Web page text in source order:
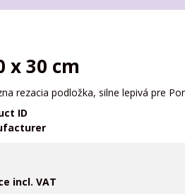
x 30 cm
rezacia podložka, silne lepivá pre
ID
incl. VAT